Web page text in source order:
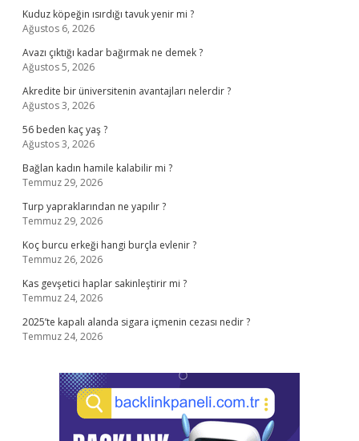
Kuduz köpeğin ısırdığı tavuk yenir mi ?
Ağustos 6, 2026
Avazı çıktığı kadar bağırmak ne demek ?
Ağustos 5, 2026
Akredite bir üniversitenin avantajları nelerdir ?
Ağustos 3, 2026
56 beden kaç yaş ?
Ağustos 3, 2026
Bağlan kadın hamile kalabilir mi ?
Temmuz 29, 2026
Turp yapraklarından ne yapılır ?
Temmuz 29, 2026
Koç burcu erkeği hangi burçla evlenir ?
Temmuz 26, 2026
Kas gevşetici haplar sakinleştirir mi ?
Temmuz 24, 2026
2025’te kapalı alanda sigara içmenin cezası nedir ?
Temmuz 24, 2026